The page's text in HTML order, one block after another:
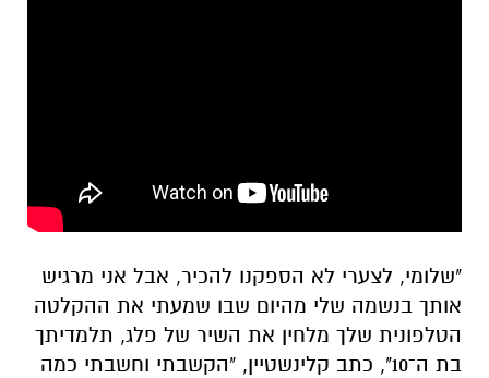
"שלומי, לצערי לא הספקנו להכיר, אבל אני מרגיש
אותך בנשמה שלי מהיום שבו שמעתי את ההקלטה
הטלפונית שלך מלחין את השיר של פלג, תלמדיתך
בת ה־10", כתב קלינשטיין, "הקשבתי וחשבתי כמה